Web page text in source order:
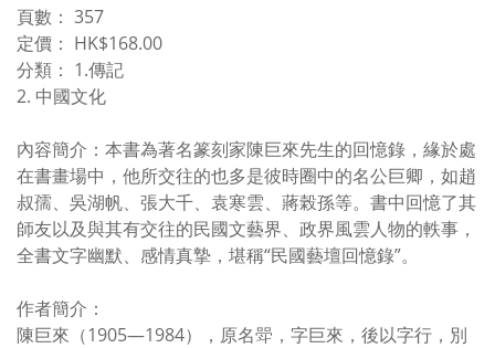
頁數： 357
定價： HK$168.00
分類： 1.傳記
2. 中國文化
內容簡介：本書為著名篆刻家陳巨來先生的回憶錄，緣於處
在書畫場中，他所交往的也多是彼時圈中的名公巨卿，如趙
叔孺、吳湖帆、張大千、袁寒雲、蔣榖孫等。書中回憶了其
師友以及與其有交往的民國文藝界、政界風雲人物的軼事，
全書文字幽默、感情真摯，堪稱“民國藝壇回憶錄”。
作者簡介：
陳巨來（1905—1984），原名斝，字巨來，後以字行，別